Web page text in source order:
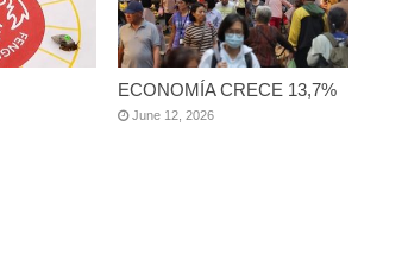
ECONOMÍA CRECE 13,7%
June 12, 2026